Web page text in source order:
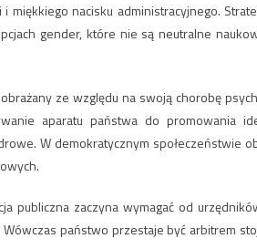
miękkiego nacisku administracyjnego.
gender, które nie są neutralne
ze względu na swoją chorobę
aparatu państwa do promowania
W demokratycznym społeczeństwie
publiczna zaczyna wymagać od
państwo przestaje być arbitrem